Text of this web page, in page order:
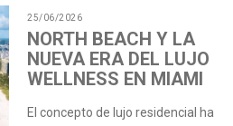
25/06/2026
NORTH BEACH Y LA
NUEVA ERA DEL LUJO
WELLNESS EN MIAMI
El concepto de lujo residencial ha